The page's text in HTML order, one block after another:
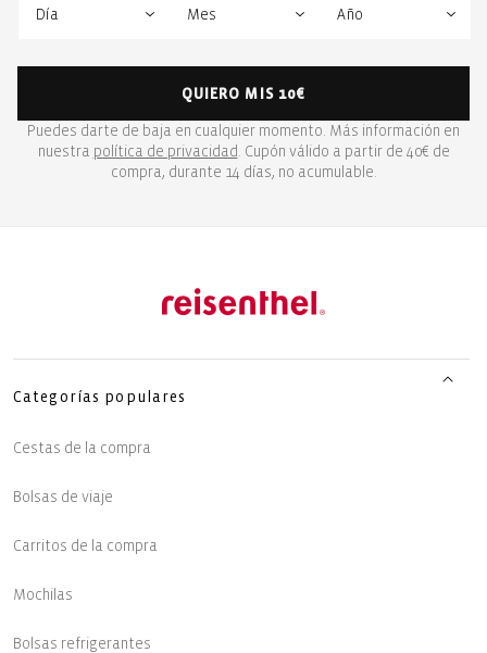
QUIERO MIS 10€
Puedes darte de baja en cualquier momento. Más información en
nuestra política de privacidad . Cupón válido a partir de 40€ de
compra, durante 14 días, no acumulable.
Categorías populares
Cestas de la compra
Bolsas de viaje
Carritos de la compra
Mochilas
Bolsas refrigerantes